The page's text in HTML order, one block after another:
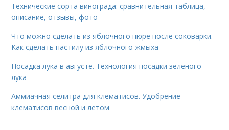
Технические сорта винограда: сравнительная таблица,
описание, отзывы, фото
Что можно сделать из яблочного пюре после соковарки.
Как сделать пастилу из яблочного жмыха
Посадка лука в августе. Технология посадки зеленого
лука
Аммиачная селитра для клематисов. Удобрение
клематисов весной и летом